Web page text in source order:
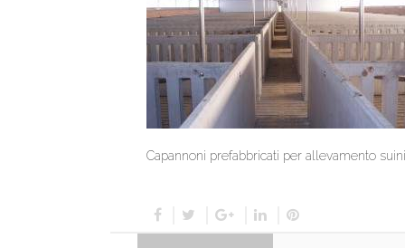
Capannoni prefabbricati per allevamento suini